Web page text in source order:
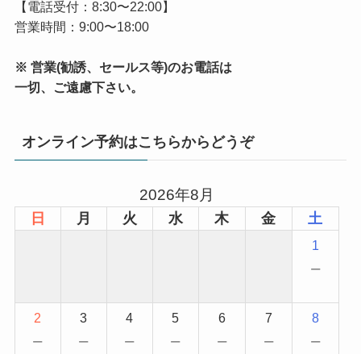
【電話受付：8:30〜22:00】
営業時間：9:00〜18:00
※ 営業(勧誘、セールス等)のお電話は
一切、ご遠慮下さい。
オンライン予約はこちらからどうぞ
2026年8月
日 月 火 水 木 金 土
1
−
2
−
3
−
4
−
5
−
6
−
7
−
8
−